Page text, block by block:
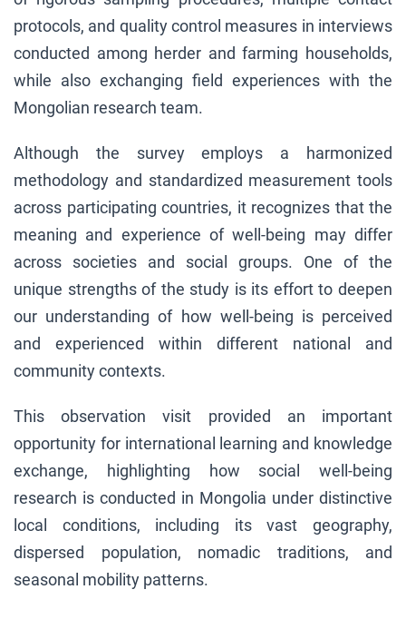
protocols, and quality control measures in interviews
conducted among herder and farming households,
while also exchanging field experiences with the
Mongolian research team.
Although the survey employs a harmonized
methodology and standardized measurement tools
across participating countries, it recognizes that the
meaning and experience of well-being may differ
across societies and social groups. One of the
unique strengths of the study is its effort to deepen
our understanding of how well-being is perceived
and experienced within different national and
community contexts.
This observation visit provided an important
opportunity for international learning and knowledge
exchange, highlighting how social well-being
research is conducted in Mongolia under distinctive
local conditions, including its vast geography,
dispersed population, nomadic traditions, and
seasonal mobility patterns.